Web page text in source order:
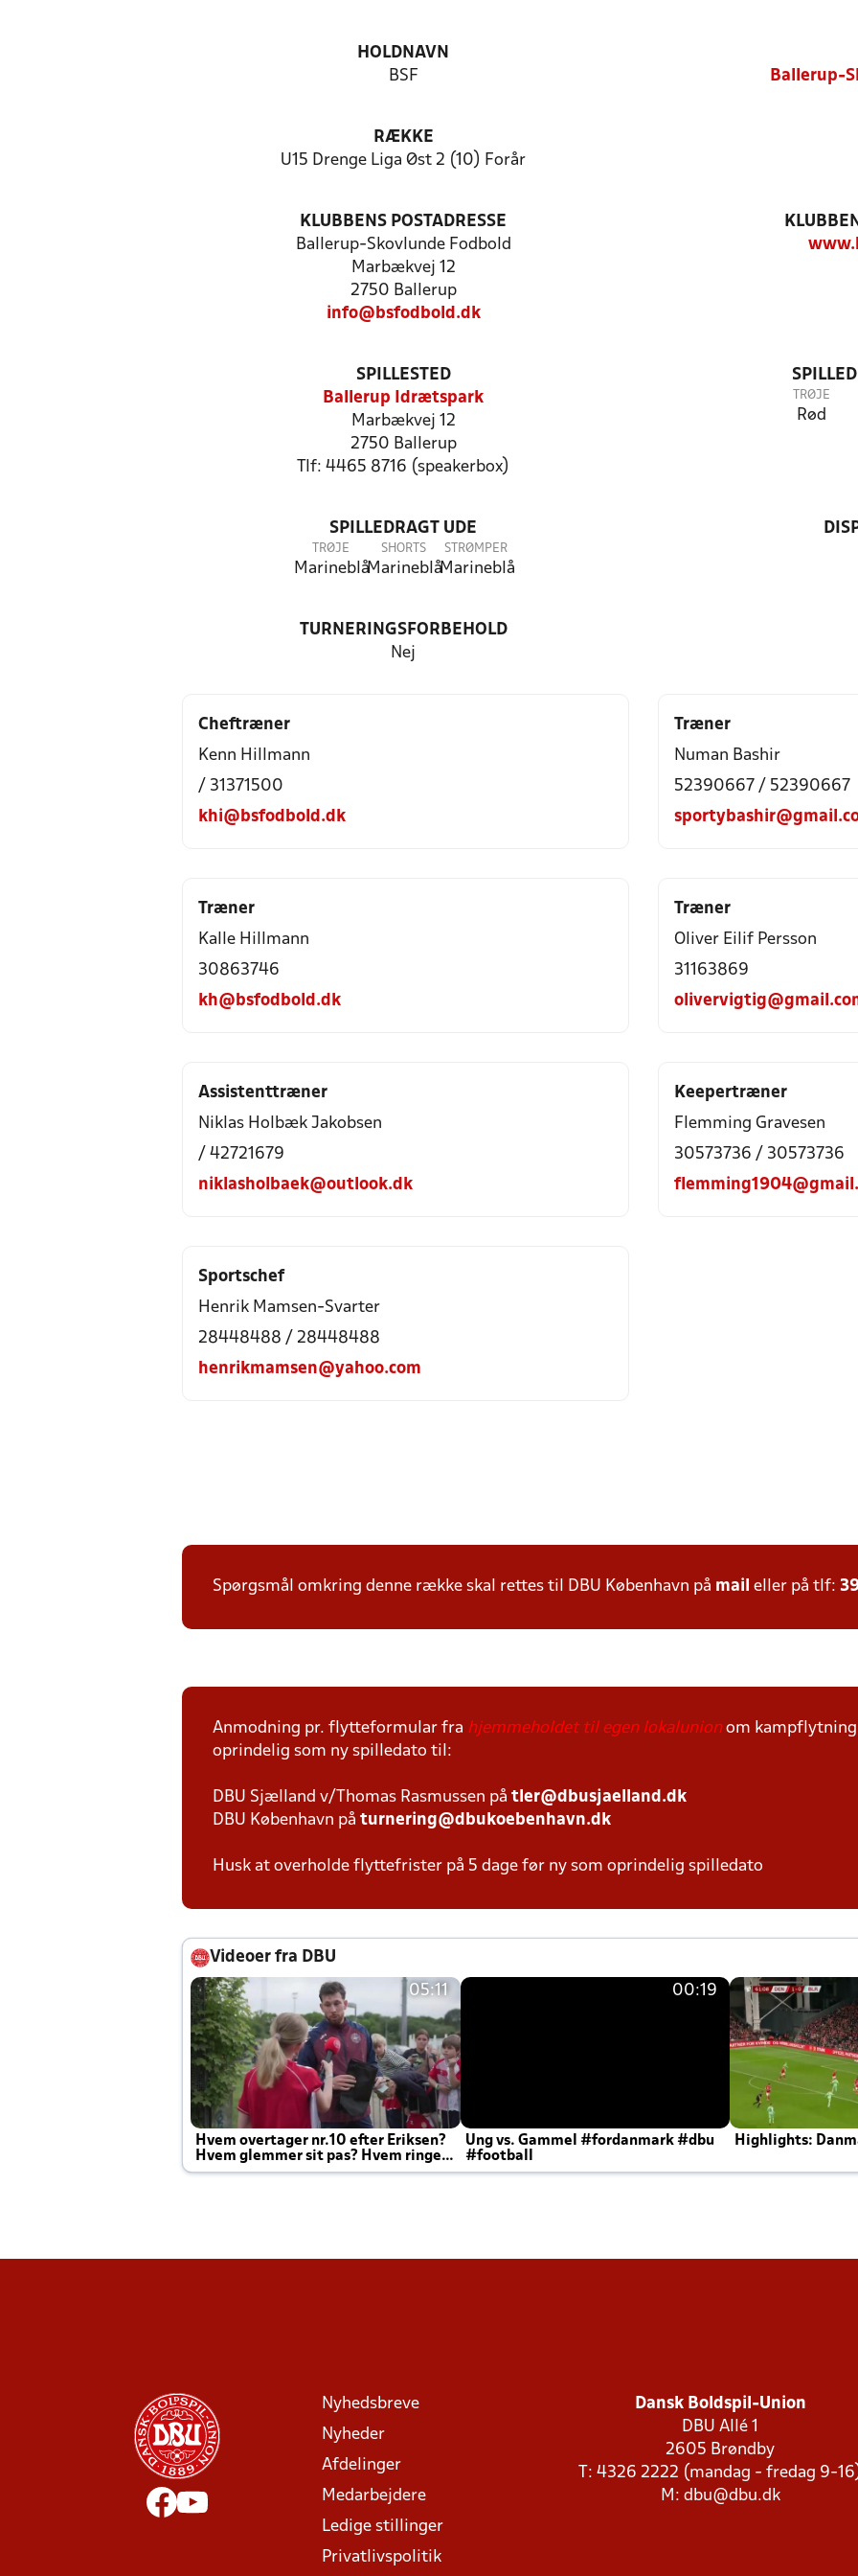
HOLDNAVN
BSF
Ballerup-
RÆKKE
U15 Drenge Liga Øst 2 (10) Forår
KLUBBENS POSTADRESSE
Ballerup-Skovlunde Fodbold
Marbækvej 12
2750 Ballerup
info@bsfodbold.dk
SPILLESTED
Ballerup Idrætspark
Marbækvej 12
2750 Ballerup
Tlf: 4465 8716 (speakerbox)
TRØJE
Rød
SPILLEDRAGT UDE
TRØJE
Marineblå
SHORTS
Marineblå
STRØMPER
Marineblå
TURNERINGSFORBEHOLD
Nej
Cheftræner
Kenn Hillmann
/ 31371500
khi@bsfodbold.dk
Træner
Numan Bashir
52390667 / 52390667
Træner
Kalle Hillmann
30863746
kh@bsfodbold.dk
Træner
Oliver Eilif Persson
31163869
Assistenttræner
Niklas Holbæk Jakobsen
/ 42721679
niklasholbaek@outlook.dk
Keepertræner
Flemming Gravesen
30573736 / 30573736
Sportschef
Henrik Mamsen-Svarter
28448488 / 28448488
henrikmamsen@yahoo.com
Spørgsmål omkring denne række skal rettes til DBU København på mail eller på tlf:
Anmodning pr. flytteformular fra hjemmeholdet til egen lokalunionom kampflytning
oprindelig som ny spilledato til:
DBU Sjælland v/Thomas Rasmussen på tler@dbusjaelland.dk
DBU København på turnering@dbukoebenhavn.dk
Husk at overholde flyttefrister på 5 dage før ny som oprindelig spilledato
Videoer fra DBU
05:11
Hvem overtager nr.10 efter Eriksen?
Hvem glemmer sit pas? Hvem ringer
Joachim altid til efter kampe?
00:19
Ung vs. Gammel #fordanmark #dbu
#football
Highlights:
Nyhedsbreve
Nyheder
Afdelinger
Medarbejdere
Ledige stillinger
Privatlivspolitik
Dansk Boldspil-Union
DBU Allé 1
2605 Brøndby
T: 4326 2222 (mandag - fredag 9-
M: dbu@dbu.dk